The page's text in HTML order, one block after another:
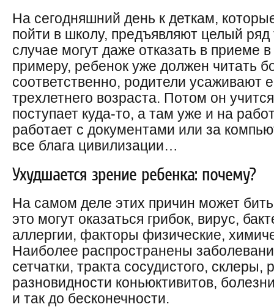
На сегодняшний день к деткам,
пойти в школу, предъявляют целый
случае могут даже отказать в приеме
примеру, ребенок уже должен читать
соответственно, родители усаживают
трехлетнего возраста. Потом он
поступает куда-то, а там уже и на
работает с документами или за
все блага цивилизации…
Ухудшается зрение ребенка: почему?
На самом деле этих причин может
это могут оказаться грибок, вирус,
аллергии, факторы физические,
Наиболее распространены
сетчатки, тракта сосудистого,
разновидности коньюктивитов,
и так до бесконечности.